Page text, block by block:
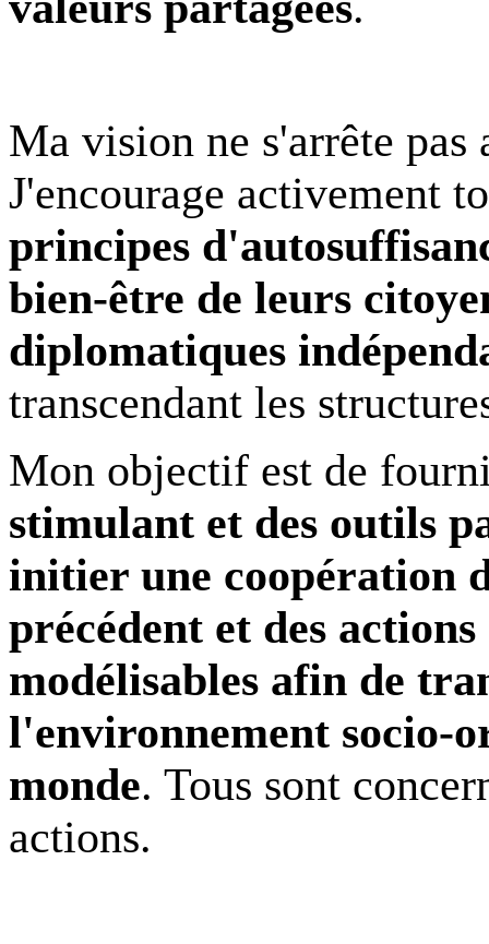
Ma vision ne s'arrête
J'encourage activement
principes
bien-être de leurs
diplomatiques
transcendant les
Mon objectif est de
stimulant et des outils
initier une coopération
précédent et des
modélisables afin de
l'environnement socio-
monde. Tous sont
actions.